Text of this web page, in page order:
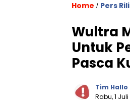
Home / Pers
Wultra
Untuk
Pasca
Tim Hallo
Rabu, 1